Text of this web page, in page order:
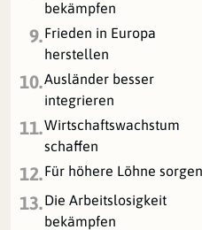
bekämpfen
9.Frieden in Europa
herstellen
10.Ausländer besser
integrieren
11.Wirtschaftswachstum
schaffen
12.Für höhere Löhne sorgen
13.Die Arbeitslosigkeit
bekämpfen